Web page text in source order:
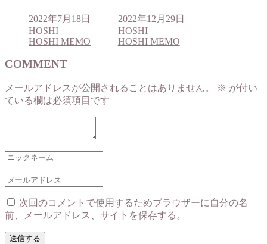
2022年7月18日
HOSHI
HOSHI MEMO
2022年12月29日
HOSHI
HOSHI MEMO
COMMENT
メールアドレスが公開されることはありません。 ※ が付い
ている欄は必須項目です
次回のコメントで使用するためブラウザーに自分の名
前、メールアドレス、サイトを保存する。